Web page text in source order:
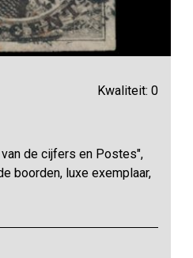
Kwaliteit: 0
van de cijfers en Postes",
boorden, luxe exemplaar,